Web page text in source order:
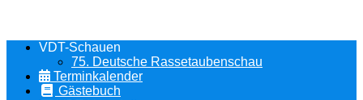
VDT-Schauen
75. Deutsche Rassetaubenschau
Terminkalender
Gästebuch